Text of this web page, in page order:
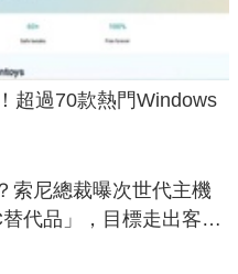
超過70款熱門Windows
索尼總裁曝次世代主機
替代品」，目標走出客